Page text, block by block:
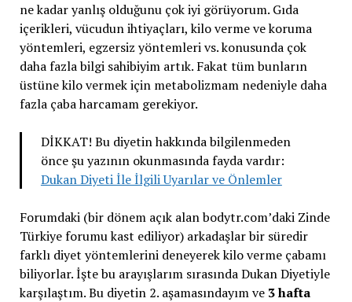
ne kadar yanlış olduğunu çok iyi görüyorum. Gıda
içerikleri, vücudun ihtiyaçları, kilo verme ve koruma
yöntemleri, egzersiz yöntemleri vs. konusunda çok
daha fazla bilgi sahibiyim artık. Fakat tüm bunların
üstüne kilo vermek için metabolizmam nedeniyle daha
fazla çaba harcamam gerekiyor.
DİKKAT! Bu diyetin hakkında bilgilenmeden
önce şu yazının okunmasında fayda vardır:
Dukan Diyeti İle İlgili Uyarılar ve Önlemler
Forumdaki (bir dönem açık alan bodytr.com’daki Zinde
Türkiye forumu kast ediliyor) arkadaşlar bir süredir
farklı diyet yöntemlerini deneyerek kilo verme çabamı
biliyorlar. İşte bu arayışlarım sırasında Dukan Diyetiyle
karşılaştım. Bu diyetin 2. aşamasındayım ve 3 hafta